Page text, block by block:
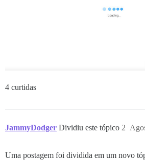
4 curtidas
JammyDodger Dividiu este tópico 2
Uma postagem foi dividida em um novo